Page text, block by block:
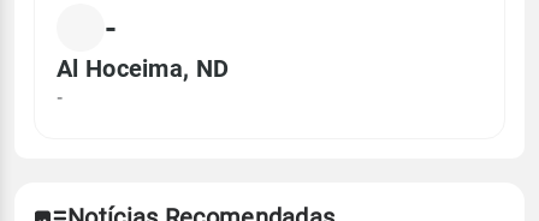
-
Al Hoceima, ND
-